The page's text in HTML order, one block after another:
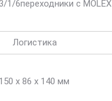
3/1/6переходники с MOLEX
Логистика
150 x 86 x 140 мм